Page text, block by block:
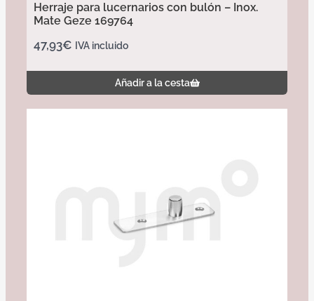
Herraje para lucernarios con bulón – Inox.
Mate Geze 169764
47,93€ IVA incluido
Añadir a la cesta